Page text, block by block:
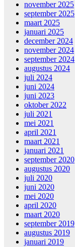
november 2025
september 2025
maart 2025
januari 2025
december 2024
november 2024
september 2024
augustus 2024
juli 2024
juni 2024
juni 2023
oktober 2022
juli 2021
mei 2021
april 2021
maart 2021
januari 2021
september 2020
augustus 2020
juli 2020
juni 2020
mei 2020
april 2020
maart 2020
september 2019
augustus 2019
januari 2019